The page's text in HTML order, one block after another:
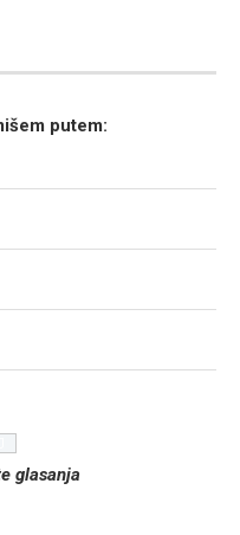
putem:
glasanja